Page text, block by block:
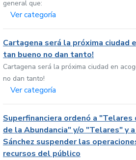
general que:
Ver categoría
Cartagena será la próxima ciudad
tan bueno no dan tanto!
Cartagena será la próxima ciudad en
no dan tanto!
Ver categoría
Superfinanciera ordenó a
de la Abundancia" y/o "Telares" y
Sánchez suspender las
recursos del público